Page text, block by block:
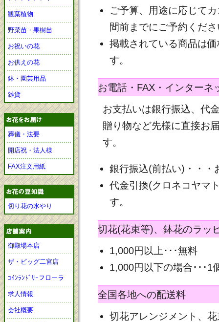
観葉植物
野菜苗・果樹苗
お祝いの花
お供えの花
鉢・園芸用品
雑貨
葬儀・法要
開店祝・法人様
FAX注文用紙
切り花の水やり
御殿場本店
ザ・ビッグ二宮店
ｺｲﾝﾗﾝﾄﾞﾘｰフローラ
求人情報
会社概要
ご予算、用途に応じて
間前までにご予約くだ
掲載されている商品は
す。
お電話・FAX・インターネ
お支払いは銀行振込、代
贈り物など先様に直接お
す。
銀行振込(前払い)・・・
代金引換(クロネコヤマ
す。
切花(花束等)、鉢花のラッ
1,000円以上･･･無料
1,000円以下の場合･･･1
全国各地への配送料
切花アレンジメント、